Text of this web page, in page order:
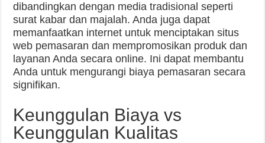
dibandingkan dengan media tradisional seperti
surat kabar dan majalah. Anda juga dapat
memanfaatkan internet untuk menciptakan situs
web pemasaran dan mempromosikan produk dan
layanan Anda secara online. Ini dapat membantu
Anda untuk mengurangi biaya pemasaran secara
signifikan.
Keunggulan Biaya vs
Keunggulan Kualitas